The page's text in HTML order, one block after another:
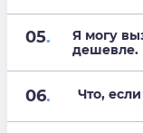
05.
Я могу
дешевле.
06. Что,